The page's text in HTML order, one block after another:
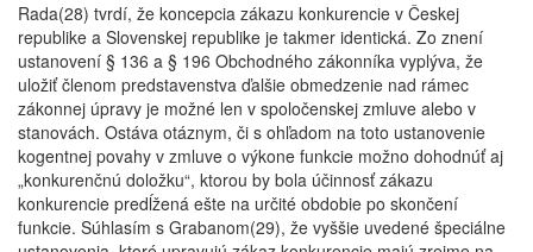
Rada(28) tvrdí, že koncepcia zákazu konkurencie v Českej
republike a Slovenskej republike je takmer identická. Zo znení
ustanovení § 136 a § 196 Obchodného zákonníka vyplýva, že
uložiť členom predstavenstva ďalšie obmedzenie nad rámec
zákonnej úpravy je možné len v spoločenskej zmluve alebo v
stanovách. Ostáva otáznym, či s ohľadom na toto ustanovenie
kogentnej povahy v zmluve o výkone funkcie možno dohodnúť aj
„konkurenčnú doložku“, ktorou by bola účinnosť zákazu
konkurencie predĺžená ešte na určité obdobie po skončení
funkcie. Súhlasím s Grabanom(29), že vyššie uvedené špeciálne